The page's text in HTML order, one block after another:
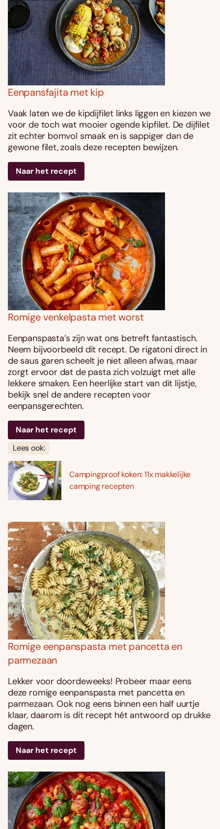
Eenpansfajita met kip
Vaak laten we de kipdijfilet links liggen en kiezen we
voor de toch wat mooier ogende kipfilet. De dijfilet
zit echter bomvol smaak en is sappiger dan de
gewone filet, zoals deze recepten bewijzen.
Naar het recept
Romige venkelpasta met worst
Eenpanspasta’s zijn wat ons betreft fantastisch.
Neem bijvoorbeeld dit recept. De rigatoni direct in
de saus garen scheelt je niet alleen afwas, maar
zorgt ervoor dat de pasta zich volzuigt met alle
lekkere smaken. Een heerlijke start van dit lijstje,
bekijk snel de andere recepten voor
eenpansgerechten.
Naar het recept
Lees ook:
Campingproof koken: 11x makkelijke
camping recepten
Romige eenpanspasta met pancetta en
parmezaan
Lekker voor doordeweeks! Probeer maar eens
deze romige eenpanspasta met pancetta en
parmezaan. Ook nog eens binnen een half uurtje
klaar, daarom is dit recept hét antwoord op drukke
dagen.
Naar het recept